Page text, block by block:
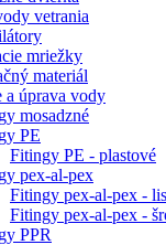
vetrania
mriežky
materiál
a úprava vody
mosadzné
PE
Fitingy PE - plastové
pex-al-pex
Fitingy pex-al-pex -
Fitingy pex-al-pex -
PPR